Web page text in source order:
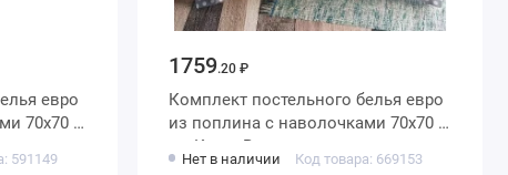
евро
591149
1759.20 ₽
Комплект постельного белья евро
из поплина с наволочками 70х70 2
шт Круги Веселина
Нет в наличии Код товара: 669153